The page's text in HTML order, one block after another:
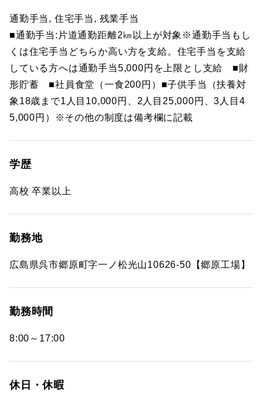
通勤手当, 住宅手当, 残業手当
■通勤手当:片道通勤距離2㎞以上が対象※通勤手当もし
くは住宅手当どちらか高い方を支給。住宅手当を支給
している方へは通勤手当5,000円を上限とし支給 ■財
形貯蓄 ■社員食堂（一食200円）■子供手当（扶養対
象18歳まで1人目10,000円、2人目25,000円、3人目4
5,000円）※その他の制度は備考欄に記載
学歴
高校 卒業以上
勤務地
広島県呉市郷原町字一ノ松光山10626-50【郷原工場】
勤務時間
8:00～17:00
休日・休暇